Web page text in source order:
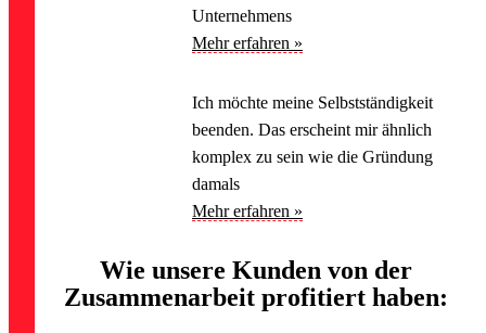
Unternehmens
Mehr erfahren »
Ich möchte meine Selbstständigkeit
beenden. Das erscheint mir ähnlich
komplex zu sein wie die Gründung
damals
Mehr erfahren »
Wie unsere Kunden von der
Zusammenarbeit profitiert haben: